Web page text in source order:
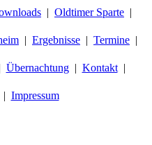
Oldtimer Sparte
Ergebnisse Termine
Übernachtung Kontakt
Impressum